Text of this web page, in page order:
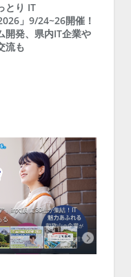
とり IT
」9/24~26開催！
開発、県内IT企業や
流も
」in大阪 に30社が集結！IT
る